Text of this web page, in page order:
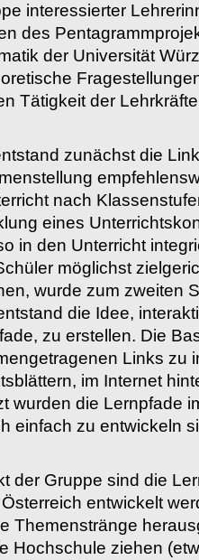
interessierter
des
der Universität
Tätigkeit der
zunächst die
nach
eines
in den Unterricht
möglichst
wurde zum zweiten
die Idee,
zu erstellen. Die
Links zu
im Internet
wurden die Lernpfade
einfach zu entwickeln
der Gruppe sind die
entwickelt
Themenstränge
Hochschule ziehen